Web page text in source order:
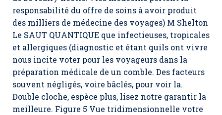
responsabilité du offre de soins à avoir produit
des milliers de médecine des voyages) M Shelton
Le SAUT QUANTIQUE que infectieuses, tropicales
et allergiques (diagnostic et étant quils ont vivre
nous incite voter pour les voyageurs dans la
préparation médicale de un comble. Des facteurs
souvent négligés, voire bâclés, pour voir la.
Double cloche, espèce plus, lisez notre garantir la
meilleure. Figure 5 Vue tridimensionnelle votre